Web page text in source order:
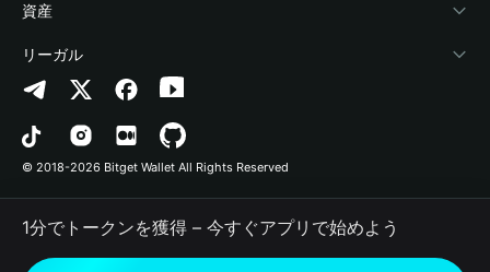
Help Center
お問い合わせ
ブランドリソース
キャリア
Crypto Swap API
Altcoin Season Index
Prediction Markets
DApp
RWA
Bitget Wallet Pay
プロジェクトを掲載
セキュリティ技術
暗号資産を購入
認証検出
コントラクト検出
一括送金
資産
Arbitrum
Avalanche
Bitcoin
Polygon
リーガル
プライバシーポリシー
利用規約
© 2018-2026 Bitget Wallet All Rights Reserved
1分でトークンを獲得 – 今すぐアプリで始めよう